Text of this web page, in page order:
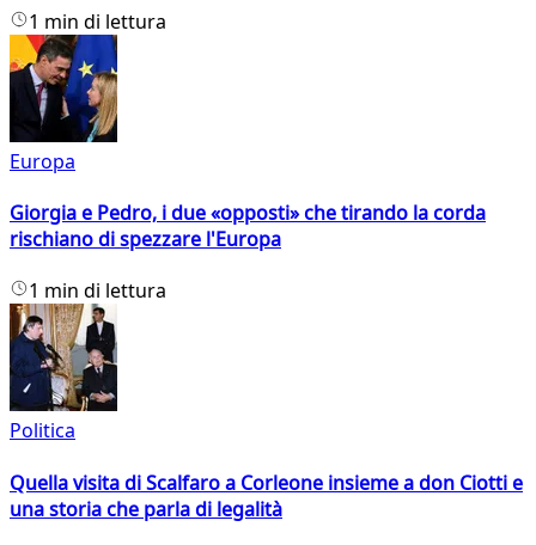
1 min di lettura
Europa
Giorgia e Pedro, i due «opposti» che tirando la corda
rischiano di spezzare l'Europa
1 min di lettura
Politica
Quella visita di Scalfaro a Corleone insieme a don Ciotti e
una storia che parla di legalità